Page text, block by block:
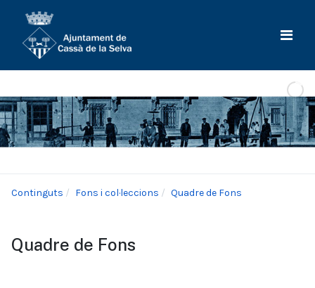
Continguts Fons i col·leccions Quadre de Fons
Quadre de Fons